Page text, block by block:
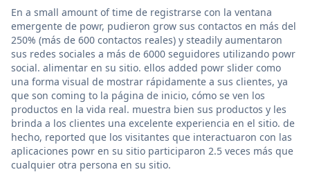
En a small amount of time de registrarse con la ventana
emergente de powr, pudieron grow sus contactos en más del
250% (más de 600 contactos reales) y steadily aumentaron
sus redes sociales a más de 6000 seguidores utilizando powr
social. alimentar en su sitio. ellos added powr slider como
una forma visual de mostrar rápidamente a sus clientes, ya
que son coming to la página de inicio, cómo se ven los
productos en la vida real. muestra bien sus productos y les
brinda a los clientes una excelente experiencia en el sitio. de
hecho, reported que los visitantes que interactuaron con las
aplicaciones powr en su sitio participaron 2.5 veces más que
cualquier otra persona en su sitio.